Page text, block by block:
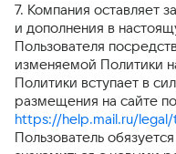
7. Компания оставляет
и дополнения в
Пользователя
изменяемой Политики
Политики вступает в
размещения на сайте
https://help.mail.ru/
Пользователь